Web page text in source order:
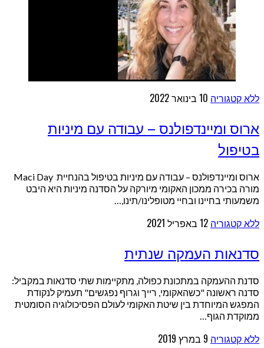
ללא קטגוריה 10 בינואר 2022
ארוס ומיינדפולנס – עבודה עם מיניות
בטיפול
ארוס ומיינדפולנס – עבודה עם מיניות בטיפול בהנחיית Maci Day
מורה בכירה ממכון האקומי מיורקה על הסדנה מיניות היא היבט
משמעותי בחיינו ובחיי מטופלינו/תינו,…
ללא קטגוריה 12 באפריל 2021
סדנאות העמקה שנתית
סדנת ההעמקה במתכונת כפולה, מתקיימות שתי סדנאות במקביל:
סדנה ראשונה "כשהאקומי, רייך וגרוף נפגשים" תעמיק לנקודת
המפגש המיוחדת בין שיטת האקומי לעולם הפסיכולוגיה הסומטית
ממוקדת הגוף…
ללא קטגוריה 9 במרץ 2019